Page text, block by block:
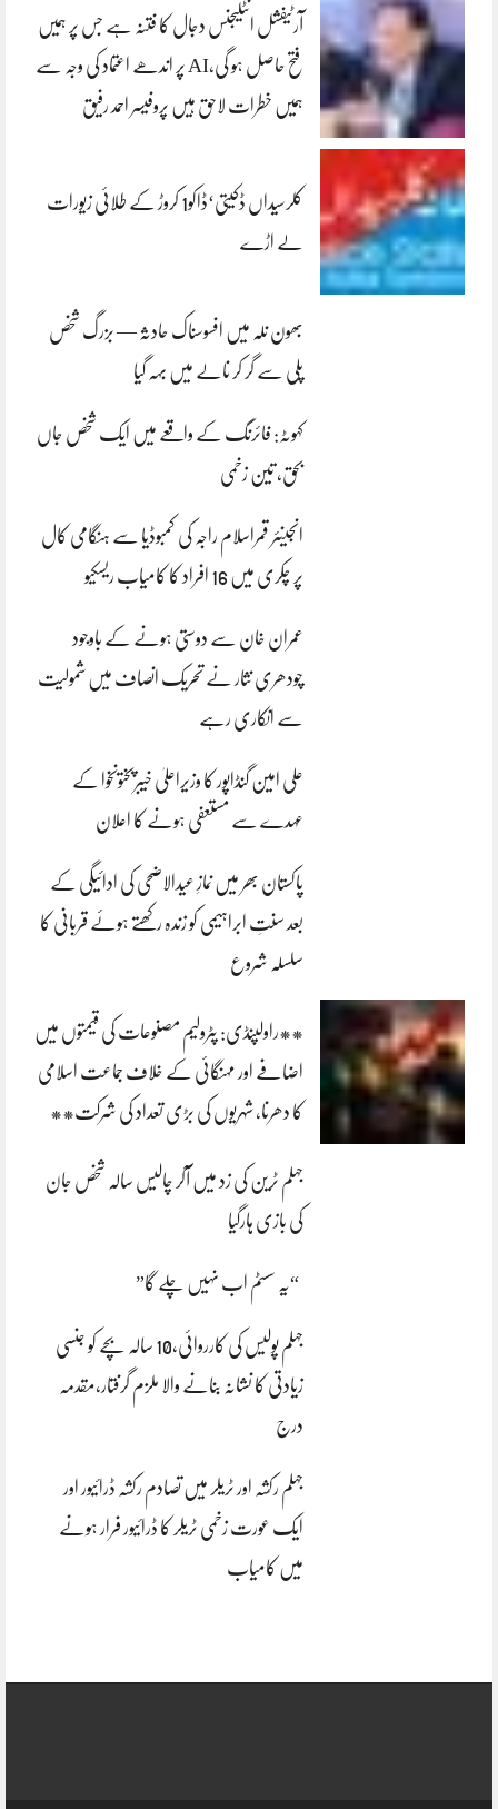
آرٹیفشل انٹلیجنس دجال کا فتنہ ہے جس پر ہمیں
فتح حاصل ہو گی،AI پر اندھے اعتماد کی وجہ سے
ہمیں خطرات لاحق ہیں پروفیسر احمد رفیق
کلرسیداں ڈکیتی‘ڈاکو1 کروڑ کے طلائی زیورات
لے اڑے
بھون نلہ میں افسوسناک حادثہ — بزرگ شخص
پلی سے گر کر نالے میں بہہ گیا
کہوٹہ: فائرنگ کے واقعے میں ایک شخص جاں
بحق، تین زخمی
انجینئر قمراسلام راجہ کی کمبوڈیا سے ہنگامی کال
پر چکری میں 16 افراد کا کامیاب ریسکیو
عمران خان سے دوستی ہونے کے باوجود
چودھری نثار نے تحریک انصاف میں شمولیت
سے انکاری رہے
علی امین گنڈاپور کا وزیراعلیٰ خیبرپختونخوا کے
عہدے سے مستعفی ہونے کا اعلان
پاکستان بھر میں نمازِ عیدالاضحی کی ادائیگی کے
بعد سنتِ ابراہیمی کو زندہ رکھتے ہوئے قربانی کا
سلسلہ شروع
**راولپنڈی: پٹرولیم مصنوعات کی قیمتوں میں
اضافے اور مہنگائی کے خلاف جماعت اسلامی
کا دھرنا، شہریوں کی بڑی تعداد کی شرکت**
جہلم ٹرین کی زد میں آکر چالیس سالہ شخص جان
کی بازی ہارگیا
“یہ سسٹم اب نہیں چلے گا”
جہلم پولیس کی کارروائی،10 سالہ بچے کو جنسی
زیادتی کا نشانہ بنانے والا ملزم گرفتار،مقدمہ
درج
جہلم رکشہ اور ٹریلر میں تصادم رکشہ ڈرائیور اور
ایک عورت زخمی ٹریلر کا ڈرائیور فرار ہونے
میں کامیاب